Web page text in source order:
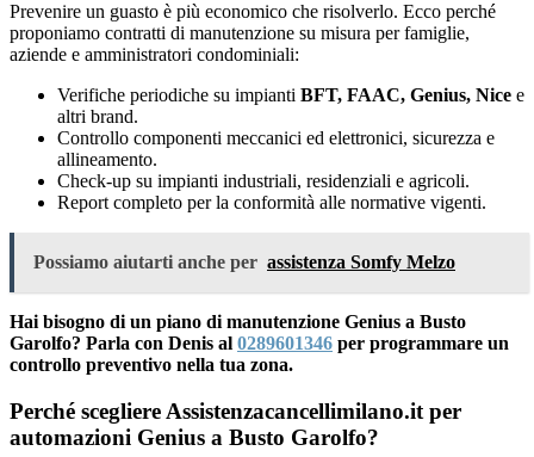
Prevenire un guasto è più economico che risolverlo. Ecco perché
proponiamo contratti di manutenzione su misura per famiglie,
aziende e amministratori condominiali:
Verifiche periodiche su impianti BFT, FAAC, Genius, Nice e
altri brand.
Controllo componenti meccanici ed elettronici, sicurezza e
allineamento.
Check-up su impianti industriali, residenziali e agricoli.
Report completo per la conformità alle normative vigenti.
Possiamo aiutarti anche per assistenza Somfy Melzo
Hai bisogno di un piano di manutenzione Genius a Busto
Garolfo? Parla con Denis al 0289601346 per programmare un
controllo preventivo nella tua zona.
Perché scegliere Assistenzacancellimilano.it per
automazioni Genius a Busto Garolfo?